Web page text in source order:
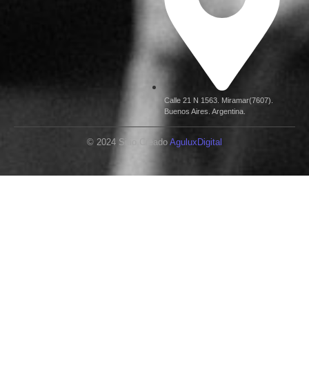
Calle 21 N 1563. Miramar(7607).
Buenos Aires. Argentina.
© 2024 Sitio Creado AguluxDigital